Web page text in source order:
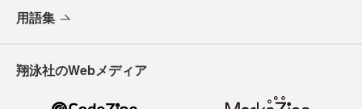
用語集
翔泳社のWebメディア